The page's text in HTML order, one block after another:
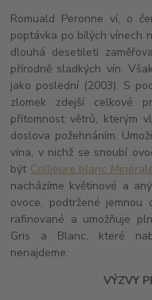
Romuald Peronne ví, o
poptávka po bílých vínech
dlouhá desetiletí
přírodně sladkých vín.
jako poslední (2003). S
zlomek zdejší celkové
přítomnost větrů, kterým
doslova požehnáním.
vína, v nichž se snoubí
být Collioure blanc
nacházíme květinové a
ovoce, podtržené
rafinované a umožňuje
Gris a Blanc, které
nenajdeme.
VÝZVY